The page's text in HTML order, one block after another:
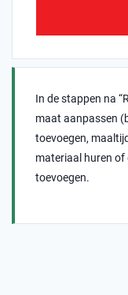
In de stappen na
maat aanpassen
toevoegen,
materiaal huren of
toevoegen.